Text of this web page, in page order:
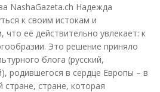
NashaGazeta.ch Надежда
к своим истокам и
что её действительно увлекает: к
Это решение приняло
блога (русский,
родившегося в сердце Европы – в
стране, которая